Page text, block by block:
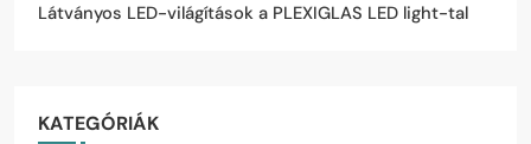
Látványos LED-világítások a PLEXIGLAS LED light-tal
KATEGÓRIÁK